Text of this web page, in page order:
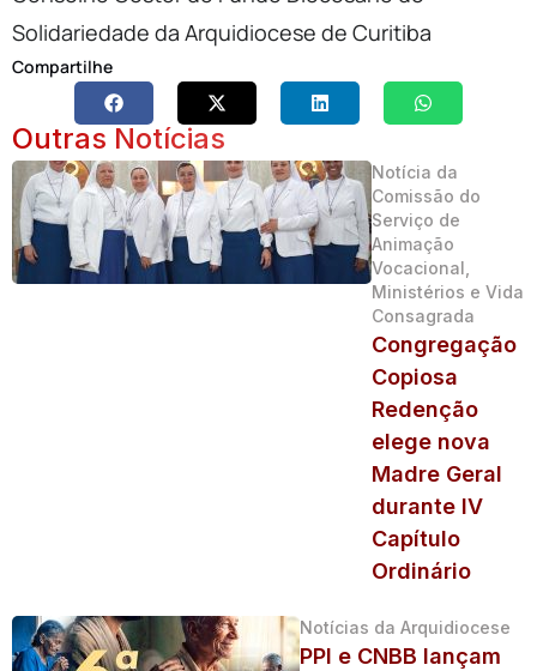
Solidariedade da Arquidiocese de Curitiba
Compartilhe
Outras Notícias
Notícia da
Comissão do
Serviço de
Animação
Vocacional,
Ministérios e Vida
Consagrada
Congregação
Copiosa
Redenção
elege nova
Madre Geral
durante IV
Capítulo
Ordinário
Notícias da Arquidiocese
PPI e CNBB lançam